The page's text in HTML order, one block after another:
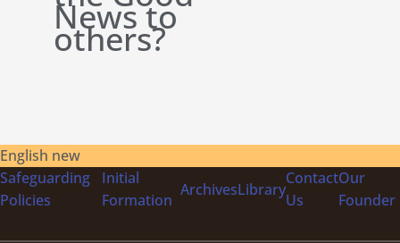
News to
others?
English new
Safeguarding
Policies
Initial
Formation
ArchivesLibrary
Contact
Us
Our
Founder